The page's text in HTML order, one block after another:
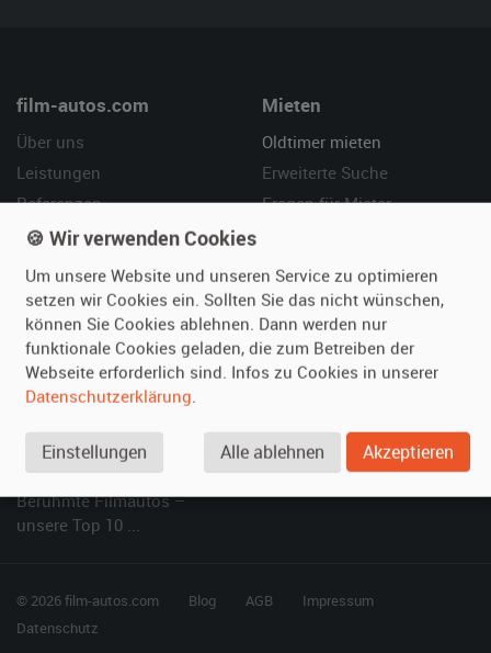
film-autos.com
Über uns
Leistungen
Referenzen
Kundenmeinungen
Mieten
Oldtimer mieten
Erweiterte Suche
Fragen für Mieter
Vermieten
Oldtimer anmelden
Fotos senden
Fragen für Vermieter
Hilfe
Häufige Fragen (FAQ)
So funktioniert's
SPECIAL
Berühmte Filmautos –
unsere Top 10 ...
© 2026 film-autos.com Blog AGB
Impressum
Datenschutz
🍪 Wir verwenden Cookies
Um unsere Website und unseren Service zu optimieren
setzen wir Cookies ein. Sollten Sie das nicht wünschen,
können Sie Cookies ablehnen. Dann werden nur
funktionale Cookies geladen, die zum Betreiben der
Webseite erforderlich sind. Infos zu Cookies in unserer
Datenschutzerklärung.
Einstellungen Alle ablehnen Akzeptieren